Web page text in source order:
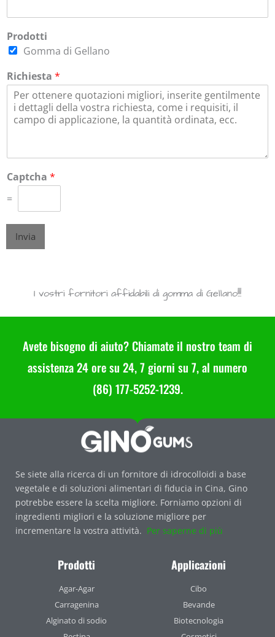
Prodotti
Gomma di Gellano
Richiesta *
Captcha *
=
Invia
I vostri fornitori affidabili di gomma di Gellano!!!
Avete bisogno di aiuto? Chiamate il nostro team di
assistenza 24 ore su 24, 7 giorni su 7, al numero
(86) 177-5252-1239.
Se siete alla ricerca di un fornitore di idrocolloidi a base
vegetale e di soluzioni alimentari di fiducia in Cina, Gino
potrebbe essere la scelta migliore. Forniamo opzioni di
ingredienti migliori e la soluzione migliore per
incrementare la vostra attività. Per saperne di più
Prodotti
Agar-Agar
Carragenina
Alginato di sodio
Applicazioni
Cibo
Bevande
Biotecnologia